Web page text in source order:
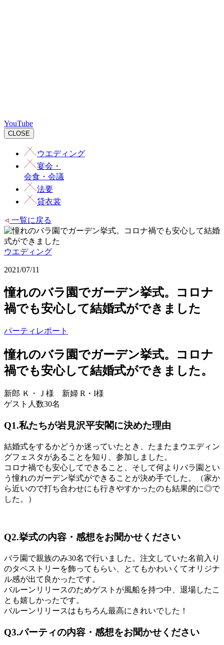
YouTube
CLOSE
ウエディング
宴会 ・
会食・会議
法要
貸衣裳
一覧に戻る
ウエディング
2021/07/11
憧れのバラ園でガーデン挙式。コロナ
禍でも安心して結婚式ができました
パーティレポート
憧れのバラ園でガーデン挙式。コロナ
禍でも安心して結婚式ができました。
新郎 Ｋ・Ｊ様 新婦 R・I様
ゲスト人数30名
Q1.私たちが岩見沢平安閣に決めた理由
結婚式をするかどうか迷っていたとき、たまたまウエディン
グフェスタがあることを知り、参加しました。
コロナ禍でも安心してできること、そして何よりバラ園とい
う憧れのガーデン挙式ができることが決め手でした。（家か
ら近いので打ち合わせにも行きやすかったのも結果的に◎で
した。）
Q2.挙式の内容・感想をお聞かせください
バラ園で親族のみ30名で行いました。注文していた名前入り
のタペストリーを飾ってもらい、とてもかわいくてオリジナ
ル感が出て良かったです。
バルーンリリースのためゲストが風船を持つ中、退場したこ
とも嬉しかったです。
バルーンリリースはもちろん最高にきれいでした！
Q3.パーティの内容・感想をお聞かせください